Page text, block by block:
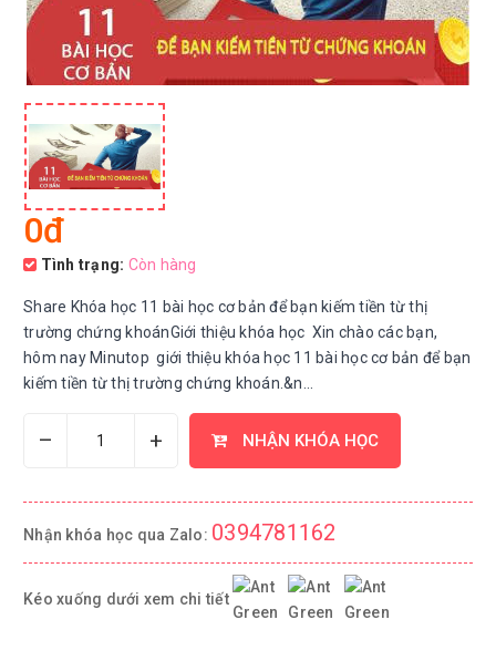
0đ
Tình trạng: Còn hàng
Share Khóa học 11 bài học cơ bản để bạn kiếm tiền từ thị
trường chứng khoánGiới thiệu khóa học Xin chào các bạn,
hôm nay Minutop giới thiệu khóa học 11 bài học cơ bản để bạn
kiếm tiền từ thị trường chứng khoán.&n...
– + NHẬN KHÓA HỌC
Nhận khóa học qua Zalo: 0394781162
Kéo xuống dưới xem chi tiết